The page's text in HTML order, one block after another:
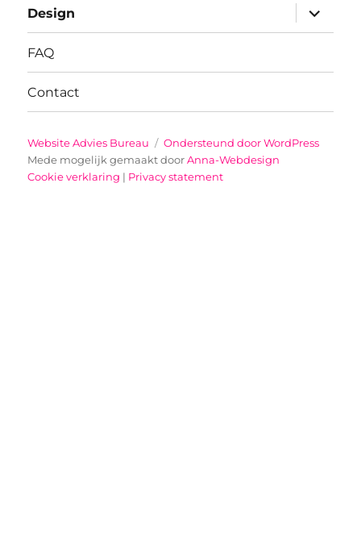
Design
submenu
FAQ
Contact
Website Advies Bureau
Ondersteund door WordPress
Mede mogelijk gemaakt doorAnna-Webdesign
Cookie verklaring | Privacy statement